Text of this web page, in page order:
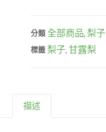
分類全部商品,梨子
標籤梨子,甘露梨
描述